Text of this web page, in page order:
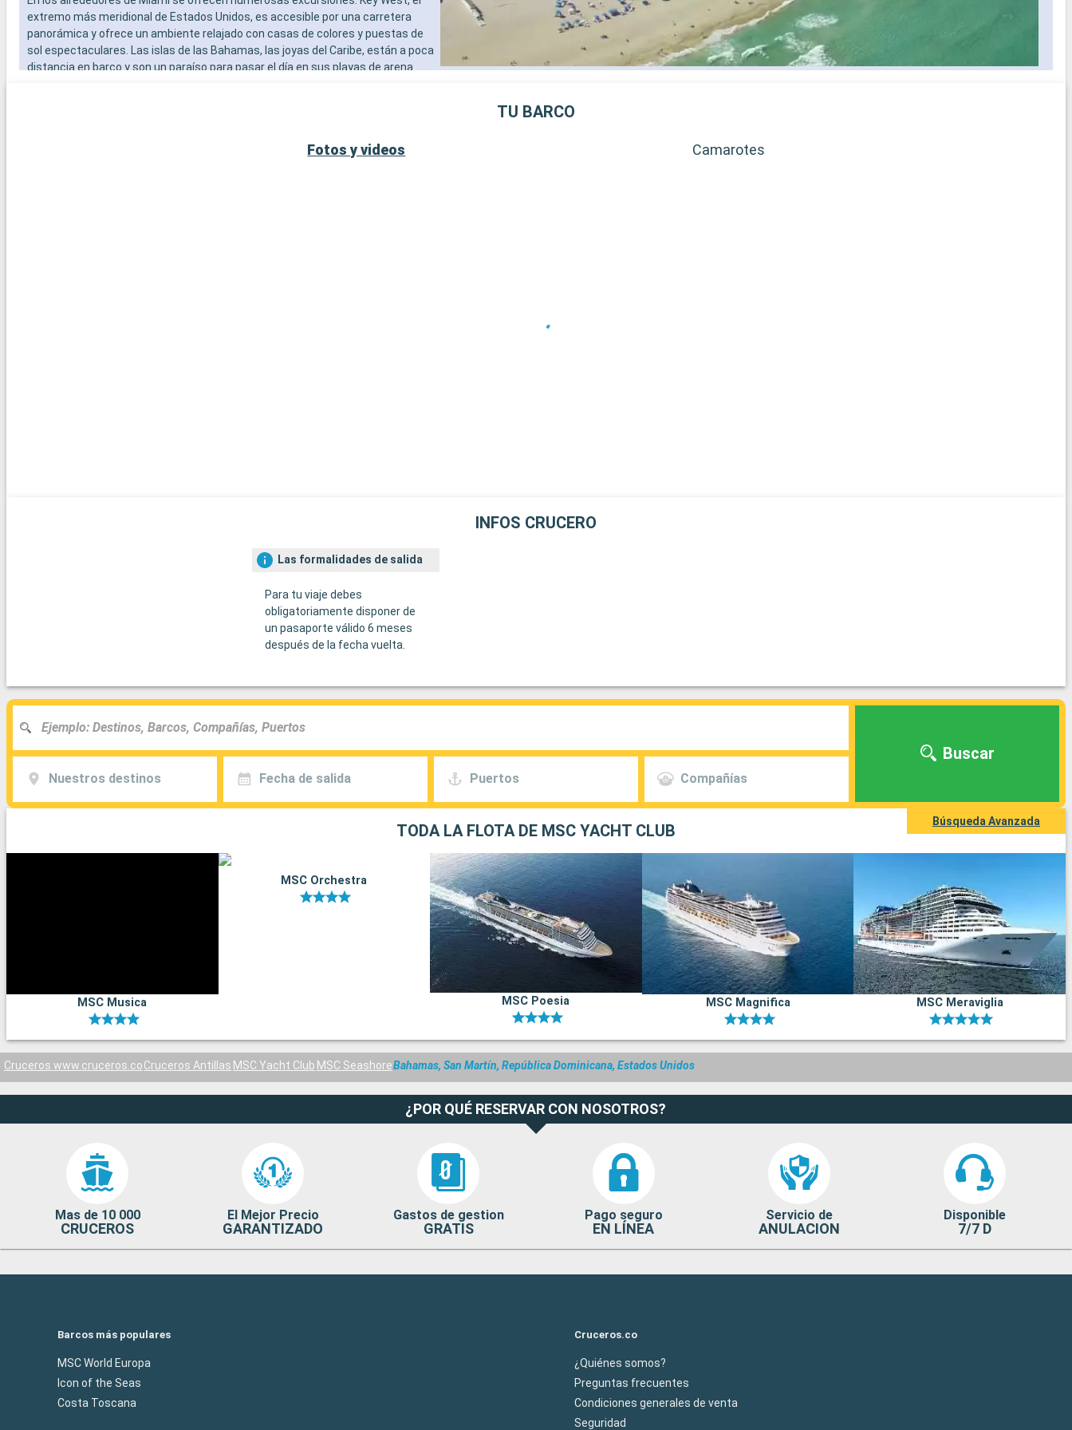
adultos)
- 40% de descuento en una selección
prepago de spa
- 10% de descuento en todos los
tratamientos de spa adquiridos a bordo
- Embarque prioritario y entrega de
extremo más meridional de Estados Unidos, es accesible por una carretera
panorámica y ofrece un ambiente relajado con casas de colores y puestas de
sol espectaculares. Las islas de las Bahamas, las joyas del Caribe, están a poca
distancia en barco y son un paraíso para pasar el día en sus playas de arena
TU BARCO
Fotos y videos Camarotes
INFOS CRUCERO
Las formalidades de salida
Para tu viaje debes
obligatoriamente disponer de
un pasaporte válido 6 meses
después de la fecha vuelta.
Nuestros destinos Fecha de salida Puertos Compañías
Buscar
Búsqueda Avanzada
TODA LA FLOTA DE MSC YACHT CLUB
MSC Musica
MSC Orchestra
MSC Poesia MSC Magnifica MSC Meraviglia
Cruceros www.cruceros.coCruceros Antillas MSC Yacht Club MSC SeashoreBahamas, San Martín, República Dominicana, Estados Unidos
¿POR QUÉ RESERVAR CON NOSOTROS?
Mas de 10 000
CRUCEROS
El Mejor Precio
GARANTIZADO
Gastos de gestion
GRATIS
Pago seguro
EN LÍNEA
Servicio de
ANULACION
Disponible
7/7 D
Barcos más populares
MSC World Europa
Icon of the Seas
Costa Toscana
Cruceros.co
¿Quiénes somos?
Preguntas frecuentes
Condiciones generales de venta
Seguridad